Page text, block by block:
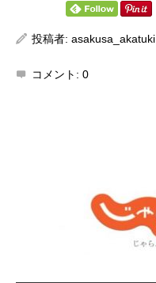
投稿者: asakusa_akatuki
コメント: 0